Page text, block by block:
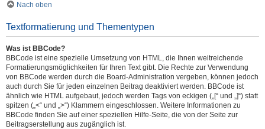
Nach oben
Textformatierung und Thementypen
Was ist BBCode?
BBCode ist eine spezielle Umsetzung von HTML, die Ihnen weitreichende
Formatierungsmöglichkeiten für Ihren Text gibt. Die Rechte zur Verwendung
von BBCode werden durch die Board-Administration vergeben, können jedoch
auch durch Sie für jeden einzelnen Beitrag deaktiviert werden. BBCode ist
ähnlich wie HTML aufgebaut, jedoch werden Tags von eckigen („[“ und „]“) statt
spitzen („<“ und „>“) Klammern eingeschlossen. Weitere Informationen zu
BBCode finden Sie auf einer speziellen Hilfe-Seite, die von der Seite zur
Beitragserstellung aus zugänglich ist.